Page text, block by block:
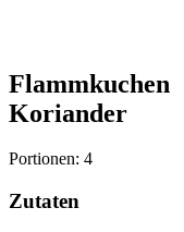
Koriander
Portionen: 4
Zutaten